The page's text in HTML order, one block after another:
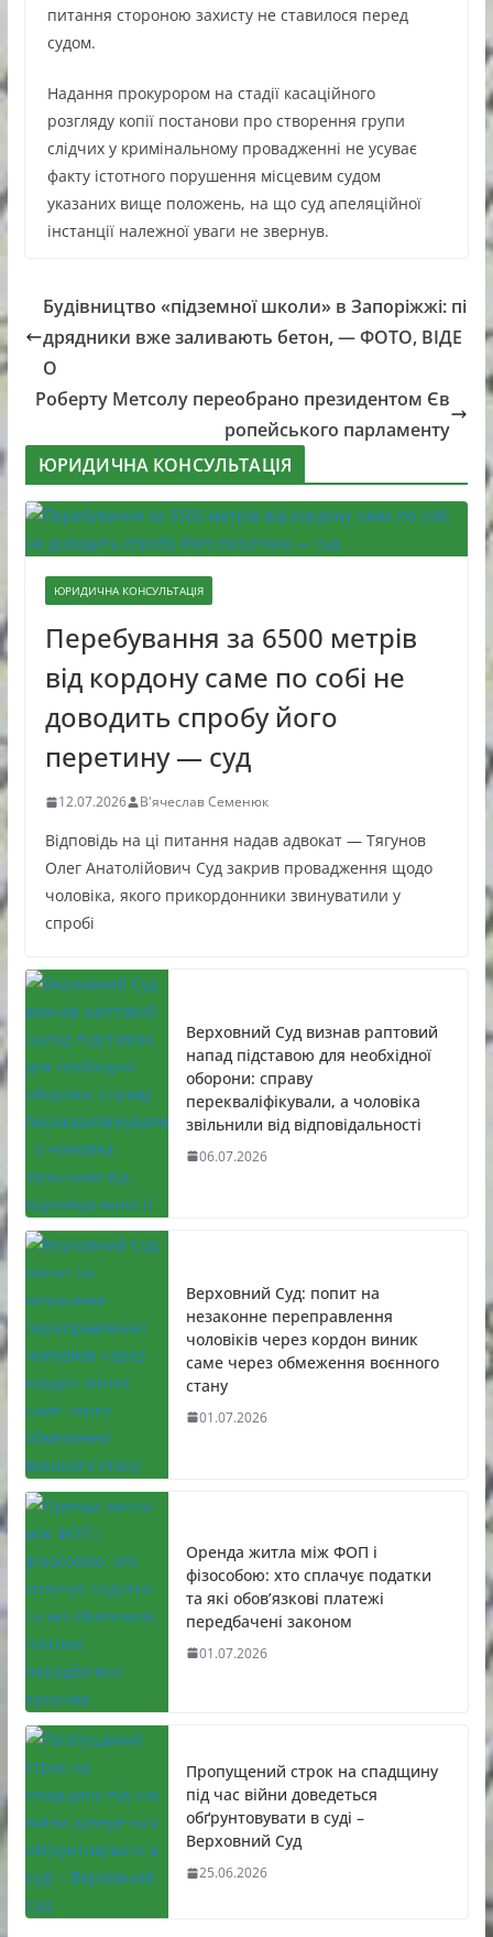
питання стороною захисту не ставилося перед
судом.
Надання прокурором на стадії касаційного
розгляду копії постанови про створення групи
слідчих у кримінальному провадженні не усуває
факту істотного порушення місцевим судом
указаних вище положень, на що суд апеляційної
інстанції належної уваги не звернув.
Будівництво «підземної школи» в Запоріжжі: пі
дрядники вже заливають бетон, — ФОТО, ВІДЕ
О
Роберту Метсолу переобрано президентом Єв
ропейського парламенту
ЮРИДИЧНА КОНСУЛЬТАЦІЯ
ЮРИДИЧНА КОНСУЛЬТАЦІЯ
Перебування за 6500 метрів
від кордону саме по собі не
доводить спробу його
перетину — суд
12.07.2026 В'ячеслав Семенюк
Відповідь на ці питання надав адвокат — Тягунов
Олег Анатолійович Суд закрив провадження щодо
чоловіка, якого прикордонники звинуватили у
спробі
Верховний Суд визнав раптовий
напад підставою для необхідної
оборони: справу
перекваліфікували, а чоловіка
звільнили від відповідальності
06.07.2026
Верховний Суд: попит на
незаконне переправлення
чоловіків через кордон виник
саме через обмеження воєнного
стану
01.07.2026
Оренда житла між ФОП і
фізособою: хто сплачує податки
та які обов’язкові платежі
передбачені законом
01.07.2026
Пропущений строк на спадщину
під час війни доведеться
обґрунтовувати в суді –
Верховний Суд
25.06.2026